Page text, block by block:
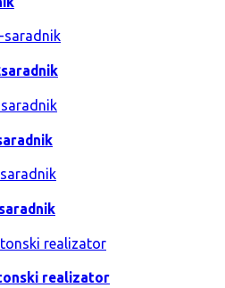
saradnik
saradnik
realizator